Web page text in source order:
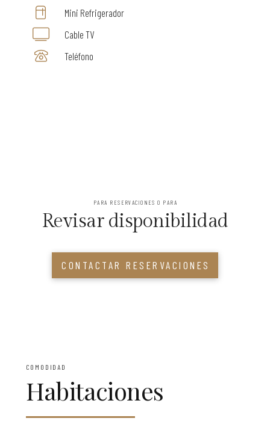
Mini Refrigerador
Cable TV
Teléfono
PARA RESERVACIONES O PARA
Revisar disponibilidad
CONTACTAR RESERVACIONES
COMODIDAD
Habitaciones